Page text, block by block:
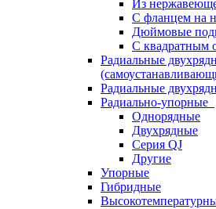
Из
С фланцем на
Дюймовые
С квадратным
Радиальные
Радиальные
Радиально-упорные
Однорядные
Двухрядные
Серия QJ
Другие
Упорные
Гибридные